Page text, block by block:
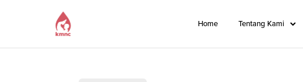
Home Tentang Kami